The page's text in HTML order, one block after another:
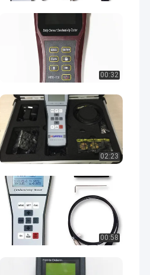
00:32
02:23
00:58